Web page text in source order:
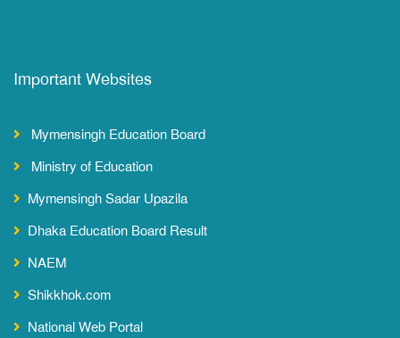
Important Websites
Mymensingh Education Board
Ministry of Education
Mymensingh Sadar Upazila
Dhaka Education Board Result
NAEM
Shikkhok.com
National Web Portal